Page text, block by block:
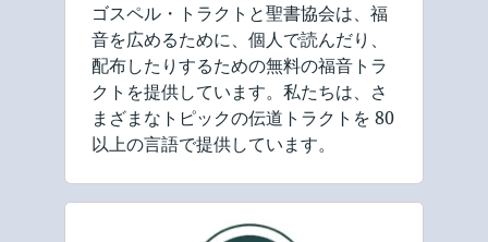
ゴスペル・トラクトと聖書協会は、福
音を広めるために、個人で読んだり、
配布したりするための無料の福音トラ
クトを提供しています。私たちは、さ
まざまなトピックの伝道トラクトを 80
以上の言語で提供しています。